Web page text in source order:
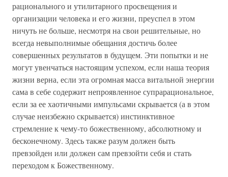
рационального и утилитарного просвещения и
организации человека и его жизни, преуспел в этом
ничуть не больше, несмотря на свои решительные, но
всегда невыполнимые обещания достичь более
совершенных результатов в будущем. Эти попытки и не
могут увенчаться настоящим успехом, если наша теория
жизни верна, если эта огромная масса витальной энергии
сама в себе содержит непроявленное супрарациональное,
если за ее хаотичными импульсами скрывается (а в этом
случае неизбежно скрывается) инстинктивное
стремление к чему-то божественному, абсолютному и
бесконечному. Здесь также разум должен быть
превзойден или должен сам превзойти себя и стать
переходом к Божественному.